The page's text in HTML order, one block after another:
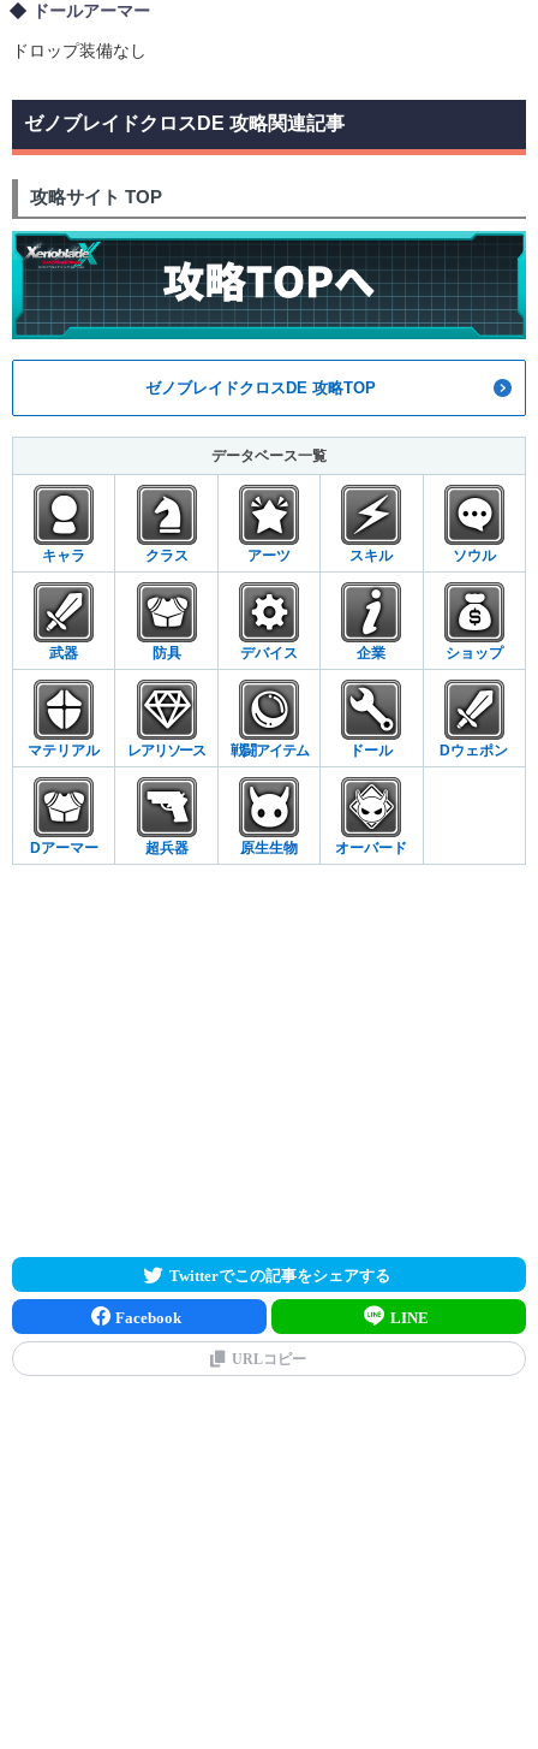
ドールアーマー
ドロップ装備なし
ゼノブレイドクロスDE 攻略関連記事
攻略サイト TOP
ゼノブレイドクロスDE 攻略TOP
データベース一覧
キャラ クラス アーツ スキル ソウル
武器 防具 デバイス 企業 ショップ
マテリアル レアリソース 戦闘アイテム ドール Dウェポン
Dアーマー 超兵器 原生生物 オーバード
Twitterでこの記事をシェアする
Facebook LINE
URLコピー